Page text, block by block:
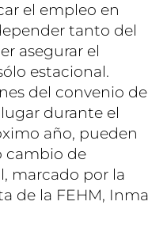
el empleo en
tanto del
asegurar el
estacional.
del convenio de
durante el
año, pueden
cambio de
marcado por la
de la FEHM, Inma